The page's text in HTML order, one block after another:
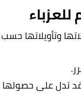
وتأويلاتها
تدل على